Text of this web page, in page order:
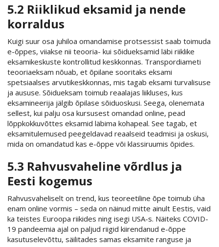
5.2 Riiklikud eksamid ja nende
korraldus
Kuigi suur osa juhiloa omandamise protsessist saab toimuda
e-õppes, viiakse nii teooria- kui sõidueksamid läbi riiklike
eksamikeskuste kontrollitud keskkonnas. Transpordiameti
teooriaeksam nõuab, et õpilane sooritaks eksami
spetsiaalses arvutikeskkonnas, mis tagab eksami turvalisuse
ja aususe. Sõidueksam toimub reaalajas liikluses, kus
eksamineerija jälgib õpilase sõiduoskusi. Seega, olenemata
sellest, kui palju osa kursusest omandad online, pead
lõppkokkuvõttes eksamid läbima kohapeal. See tagab, et
eksamitulemused peegeldavad reaalseid teadmisi ja oskusi,
mida on omandatud kas e-õppe või klassiruumis õpides.
5.3 Rahvusvaheline võrdlus ja
Eesti kogemus
Rahvusvaheliselt on trend, kus teoreetiline õpe toimub üha
enam online vormis – seda on näinud mitte ainult Eestis, vaid
ka teistes Euroopa riikides ning isegi USA-s. Näiteks COVID-
19 pandeemia ajal on paljud riigid kiirendanud e-õppe
kasutuselevõttu, säilitades samas eksamite ranguse ja